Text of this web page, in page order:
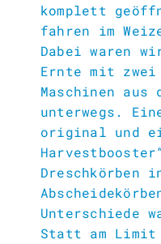
komplett
fahren im
Dabei waren
Ernte mit zwei
Maschinen aus
unterwegs.
original und
Dreschkörben
Unterschiede
Statt am